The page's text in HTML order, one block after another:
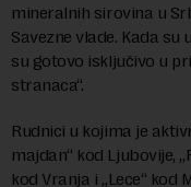
mineralnih sirovina u
Savezne vlade. Kada
su gotovo isključivo u
stranaca“.
Rudnici u kojima je
majdan“ kod Ljubovije,
kod Vranja i „Lece“ kod